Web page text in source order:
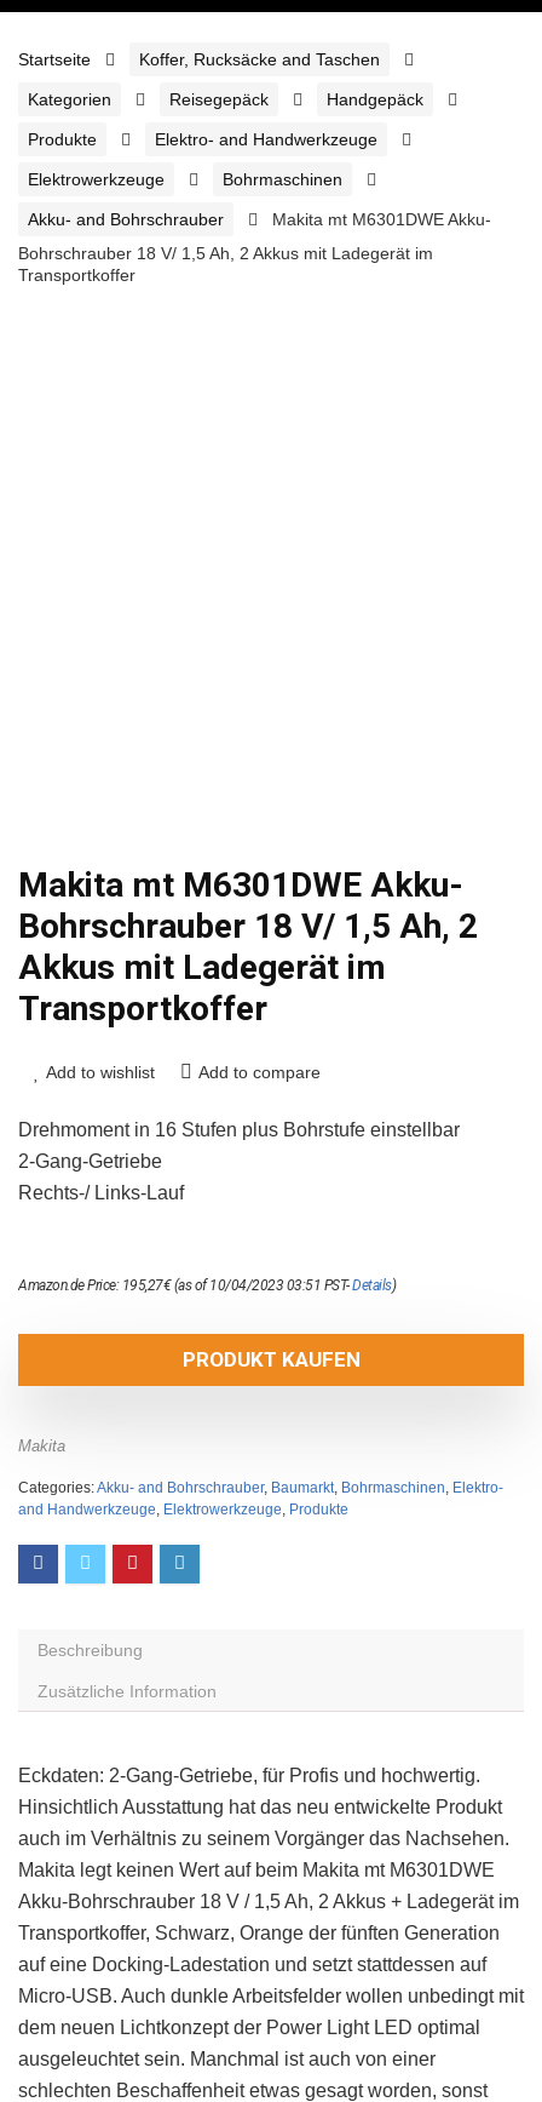
Startseite Koffer, Rucksäcke and Taschen
Kategorien Reisegepäck Handgepäck
Produkte Elektro- and Handwerkzeuge
Elektrowerkzeuge Bohrmaschinen
Akku- and Bohrschrauber
Makita mt M6301DWE Akku-
Bohrschrauber 18 V/ 1,5 Ah, 2 Akkus mit Ladegerät im
Transportkoffer
Makita mt M6301DWE Akku-
Bohrschrauber 18 V/ 1,5 Ah, 2
Akkus mit Ladegerät im
Transportkoffer
Add to wishlist Add to compare
Drehmoment in 16 Stufen plus Bohrstufe einstellbar
2-Gang-Getriebe
Rechts-/ Links-Lauf
Amazon.de Price: 195,27€(as of 10/04/2023 03:51 PST-Details)
PRODUKT KAUFEN
Makita
Categories:Akku- and Bohrschrauber, Baumarkt, Bohrmaschinen, Elektro-
and Handwerkzeuge, Elektrowerkzeuge, Produkte
Beschreibung
Zusätzliche Information
Eckdaten: 2-Gang-Getriebe, für Profis und hochwertig.
Hinsichtlich Ausstattung hat das neu entwickelte Produkt
auch im Verhältnis zu seinem Vorgänger das Nachsehen.
Makita legt keinen Wert auf beim Makita mt M6301DWE
Akku-Bohrschrauber 18 V / 1,5 Ah, 2 Akkus + Ladegerät im
Transportkoffer, Schwarz, Orange der fünften Generation
auf eine Docking-Ladestation und setzt stattdessen auf
Micro-USB. Auch dunkle Arbeitsfelder wollen unbedingt mit
dem neuen Lichtkonzept der Power Light LED optimal
ausgeleuchtet sein. Manchmal ist auch von einer
schlechten Beschaffenheit etwas gesagt worden, sonst